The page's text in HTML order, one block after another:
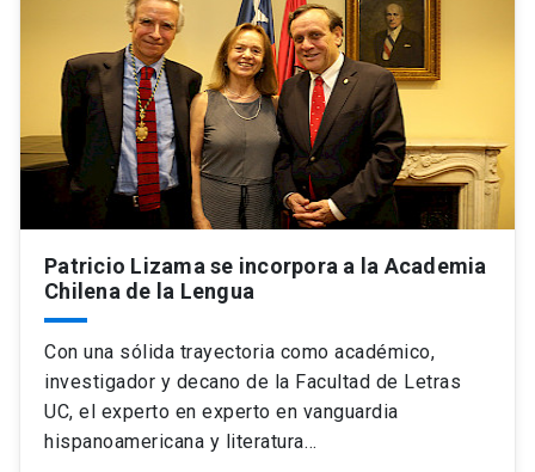
Patricio Lizama se incorpora a la Academia
Chilena de la Lengua
Con una sólida trayectoria como académico,
investigador y decano de la Facultad de Letras
UC, el experto en experto en vanguardia
hispanoamericana y literatura…